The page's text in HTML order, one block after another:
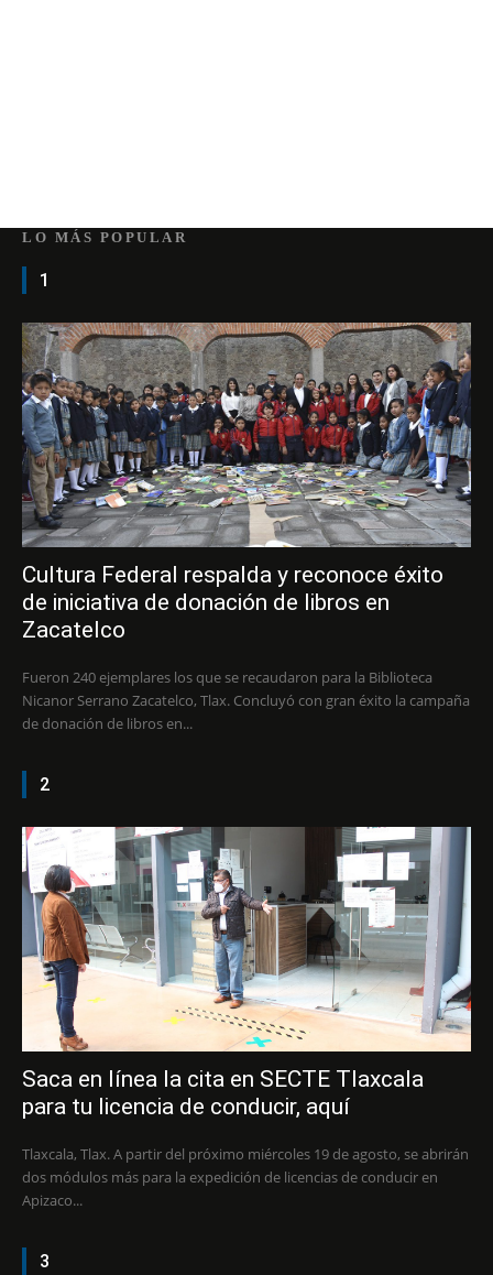
LO MÁS POPULAR
1
Cultura Federal respalda y reconoce éxito
de iniciativa de donación de libros en
Zacatelco
Fueron 240 ejemplares los que se recaudaron para la Biblioteca
Nicanor Serrano Zacatelco, Tlax. Concluyó con gran éxito la campaña
de donación de libros en...
2
Saca en línea la cita en SECTE Tlaxcala
para tu licencia de conducir, aquí
Tlaxcala, Tlax. A partir del próximo miércoles 19 de agosto, se abrirán
dos módulos más para la expedición de licencias de conducir en
Apizaco...
3